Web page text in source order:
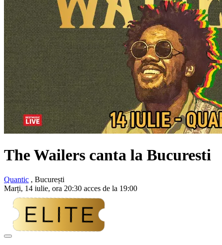
The Wailers canta la Bucuresti
Quantic , București
Marți, 14 iulie, ora 20:30 acces de la 19:00
Adaugă